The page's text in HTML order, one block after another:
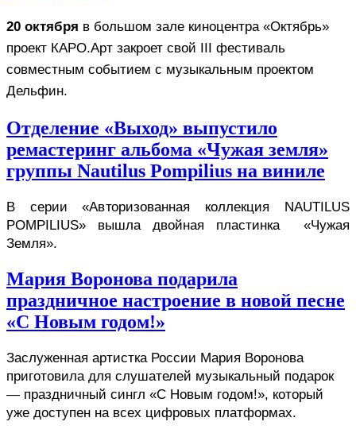
20 октября в большом зале киноцентра «Октябрь»
проект КАРО.Арт закроет свой III фестиваль
совместным событием с музыкальным проектом
Дельфин.
Отделение «Выход» выпустило
ремастеринг альбома «Чужая земля»
группы Nautilus Pompilius на виниле
В серии «Авторизованная коллекция NAUTILUS
POMPILIUS» вышла двойная пластинка  «Чужая
Земля».
Мария Воронова подарила
праздничное настроение в новой песне
«С Новым годом!»
Заслуженная артистка России Мария Воронова
приготовила для слушателей музыкальный подарок
— праздничный сингл «С Новым годом!», который
уже доступен на всех цифровых платформах.